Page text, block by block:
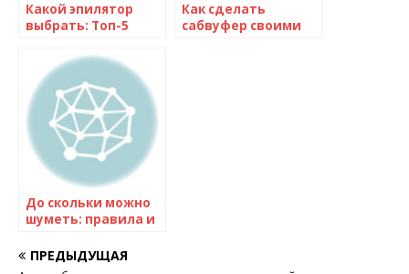
Какой эпилятор
выбрать: Топ-5
эффективной
депиляции дома
Как сделать
сабвуфер своими
До скольки можно
шуметь: правила и
России
ПРЕДЫДУЩАЯ